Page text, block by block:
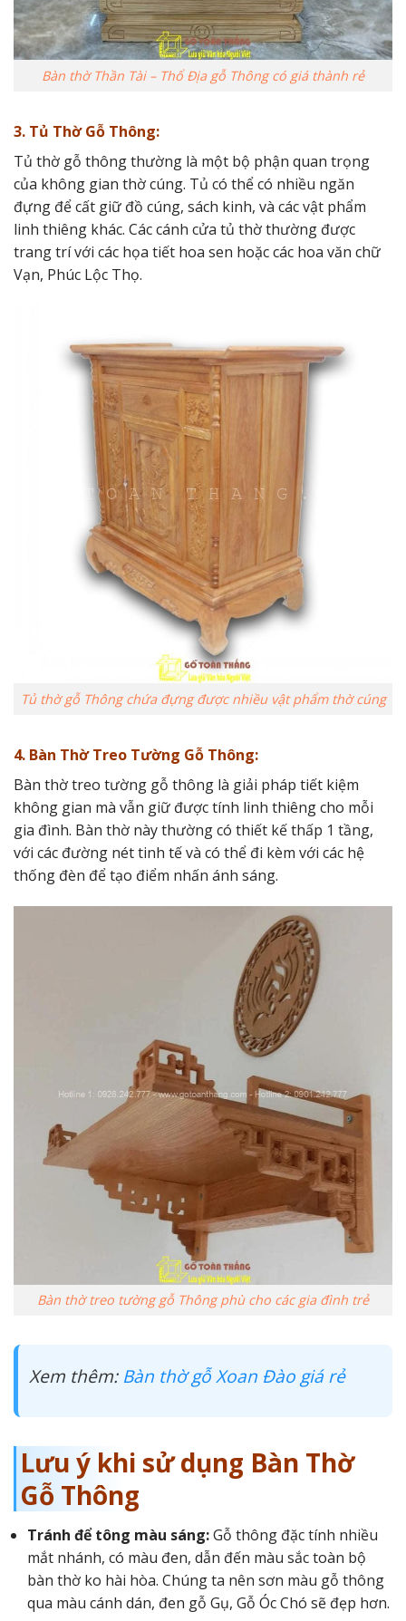
Bàn thờ Thần Tài – Thổ Địa gỗ Thông có giá thành rẻ
3. Tủ Thờ Gỗ Thông:
Tủ thờ gỗ thông thường là một bộ phận quan trọng
của không gian thờ cúng. Tủ có thể có nhiều ngăn
đựng để cất giữ đồ cúng, sách kinh, và các vật phẩm
linh thiêng khác. Các cánh cửa tủ thờ thường được
trang trí với các họa tiết hoa sen hoặc các hoa văn chữ
Vạn, Phúc Lộc Thọ.
Tủ thờ gỗ Thông chứa đựng được nhiều vật phẩm thờ cúng
4. Bàn Thờ Treo Tường Gỗ Thông:
Bàn thờ treo tường gỗ thông là giải pháp tiết kiệm
không gian mà vẫn giữ được tính linh thiêng cho mỗi
gia đình. Bàn thờ này thường có thiết kế thấp 1 tầng,
với các đường nét tinh tế và có thể đi kèm với các hệ
thống đèn để tạo điểm nhấn ánh sáng.
Bàn thờ treo tường gỗ Thông phù cho các gia đình trẻ
Xem thêm: Bàn thờ gỗ Xoan Đào giá rẻ
Lưu ý khi sử dụng Bàn Thờ
Gỗ Thông
Tránh để tông màu sáng:Gỗ thông đặc tính nhiều
mắt nhánh, có màu đen, dẫn đến màu sắc toàn bộ
bàn thờ ko hài hòa. Chúng ta nên sơn màu gỗ thông
qua màu cánh dán, đen gỗ Gụ, Gỗ Óc Chó sẽ đẹp hơn.